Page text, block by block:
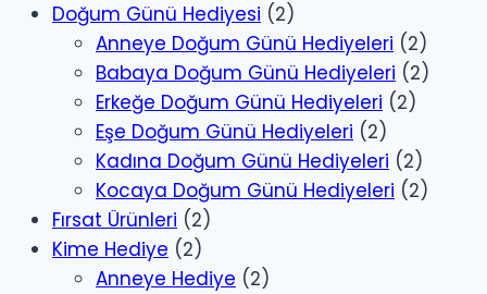
Doğum Günü Hediyesi (2)
Anneye Doğum Günü Hediyeleri (2)
Babaya Doğum Günü Hediyeleri (2)
Erkeğe Doğum Günü Hediyeleri (2)
Eşe Doğum Günü Hediyeleri (2)
Kadına Doğum Günü Hediyeleri (2)
Kocaya Doğum Günü Hediyeleri (2)
Fırsat Ürünleri (2)
Kime Hediye (2)
Anneye Hediye (2)